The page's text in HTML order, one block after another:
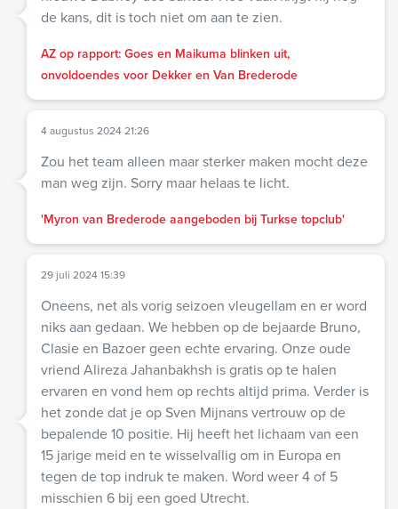
de kans, dit is toch niet om aan te zien.
AZ op rapport: Goes en Maikuma blinken uit,
onvoldoendes voor Dekker en Van Brederode
4 augustus 2024 21:26
Zou het team alleen maar sterker maken mocht deze
man weg zijn. Sorry maar helaas te licht.
'Myron van Brederode aangeboden bij Turkse topclub'
29 juli 2024 15:39
Oneens, net als vorig seizoen vleugellam en er word
niks aan gedaan. We hebben op de bejaarde Bruno,
Clasie en Bazoer geen echte ervaring. Onze oude
vriend Alireza Jahanbakhsh is gratis op te halen
ervaren en vond hem op rechts altijd prima. Verder is
het zonde dat je op Sven Mijnans vertrouw op de
bepalende 10 positie. Hij heeft het lichaam van een
15 jarige meid en te wisselvallig om in Europa en
tegen de top indruk te maken. Word weer 4 of 5
misschien 6 bij een goed Utrecht.